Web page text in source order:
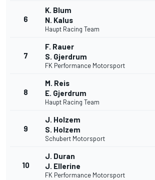
6
K. Blum
N. Kalus
Haupt Racing Team
7
F. Rauer
S. Gjerdrum
FK Performance Motorsport
8
M. Reis
E. Gjerdrum
Haupt Racing Team
9
J. Holzem
S. Holzem
Schubert Motorsport
10
J. Duran
J. Ellerine
FK Performance Motorsport